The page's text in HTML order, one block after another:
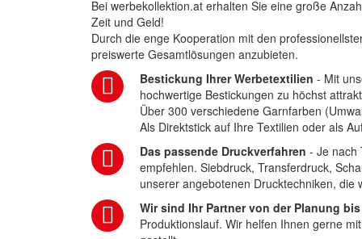
Bei werbekollektion.at erhalten Sie eine große
Zeit und Geld!
Durch die enge Kooperation mit den
preiswerte Gesamtlösungen anzubieten.
Bestickung Ihrer Werbetextilien - Mit
hochwertige Bestickungen zu höchst
Über 300 verschiedene Garnfarben
Als Direktstick auf Ihre Textilien oder als
Das passende Druckverfahren - Je nach
empfehlen. Siebdruck, Transferdruck,
unserer angebotenen Drucktechniken,
Wir sind Ihr Partner von der Planung
Produktionslauf. Wir helfen Ihnen gerne